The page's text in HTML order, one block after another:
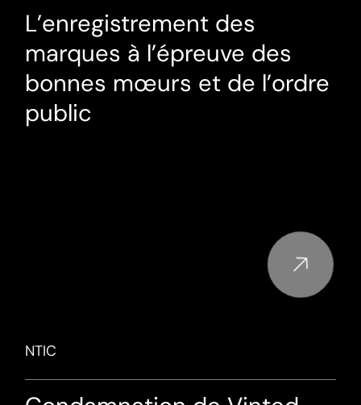
L’enregistrement des
marques à l’épreuve des
bonnes mœurs et de l’ordre
public
NTIC